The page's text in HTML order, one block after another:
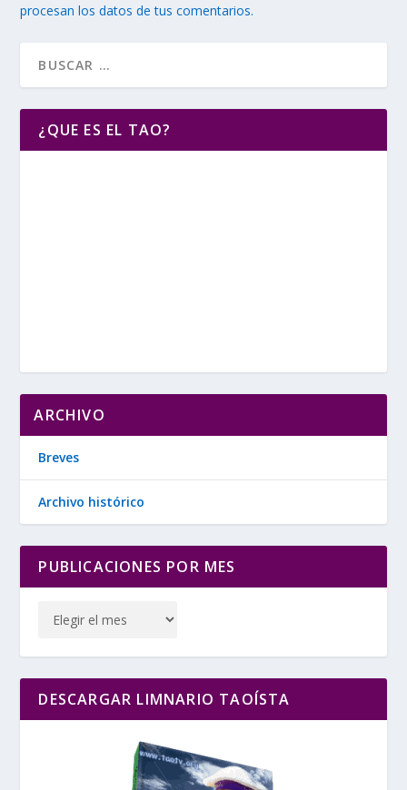
procesan los datos de tus comentarios.
¿QUE ES EL TAO?
ARCHIVO
Breves
Archivo histórico
PUBLICACIONES POR MES
DESCARGAR LIMNARIO TAOÍSTA